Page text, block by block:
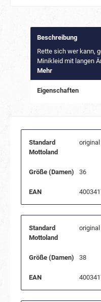
Beschreibung
Rette sich wer kann,
Minikleid mit langen
Mehr
Eigenschaften
Standard
Mottoland
original
Größe (Damen) 36
EAN
Standard
Mottoland
original
Größe (Damen) 38
EAN